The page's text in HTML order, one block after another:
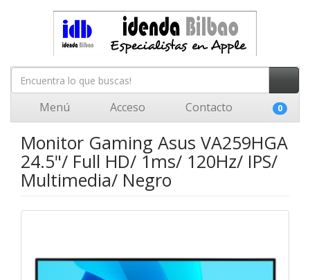
Menú Acceso Contacto 0
Monitor Gaming Asus VA259HGA
24.5"/ Full HD/ 1ms/ 120Hz/ IPS/
Multimedia/ Negro